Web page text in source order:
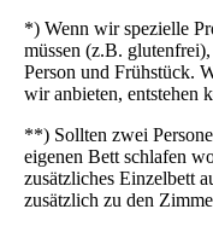
*) Wenn wir spezielle
müssen (z.B.
Person und Frühstück.
wir anbieten, entstehen
**) Sollten zwei
eigenen Bett schlafen
zusätzliches Einzelbett
zusätzlich zu den